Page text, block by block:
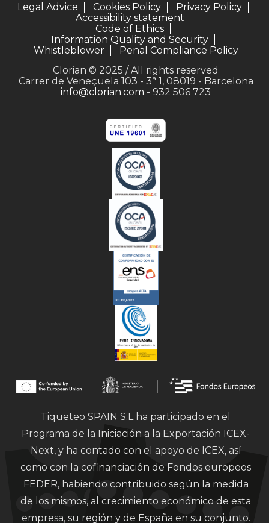
Legal Advice Cookies Policy
Privacy Policy
Accessibility statement
Code of Ethics
Information Quality and Security
Whistleblower
Penal Compliance Policy
Clorian © 2025 / All rights reserved
Carrer de Veneçuela 103 - 3ª 1, 08019 - Barcelona
info@clorian.com - 932 506 723
Tiqueteo SPAIN S.L ha participado en el
Programa de la Iniciación a la Exportación ICEX-
Next, y ha contado con el apoyo de ICEX, así
como con la cofinanciación de Fondos europeos
FEDER, habiendo contribuido según la medida
de los mismos, al crecimiento económico de esta
empresa, su región y de España en su conjunto.